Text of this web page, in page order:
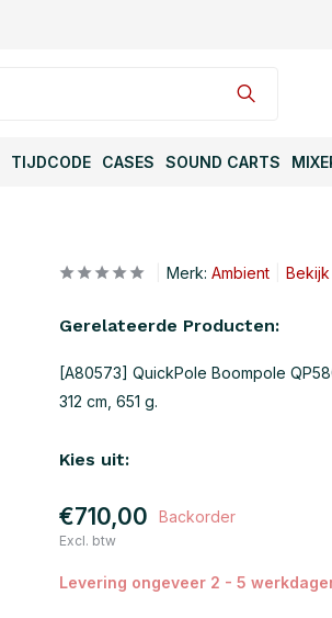
TIJDCODE CASES SOUND CARTS
Merk: Ambient
Gerelateerde Producten:
[A80573] QuickPole Boompole
312 cm, 651 g.
Kies uit:
€710,00 Backorder
Excl. btw
Levering ongeveer 2 - 5